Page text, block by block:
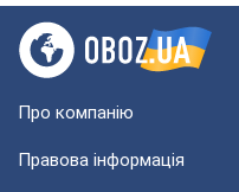
Про компанію
Правова інформація